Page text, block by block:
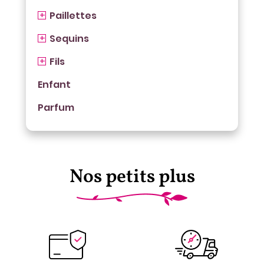
Paillettes
Sequins
Fils
Enfant
Parfum
Nos petits plus